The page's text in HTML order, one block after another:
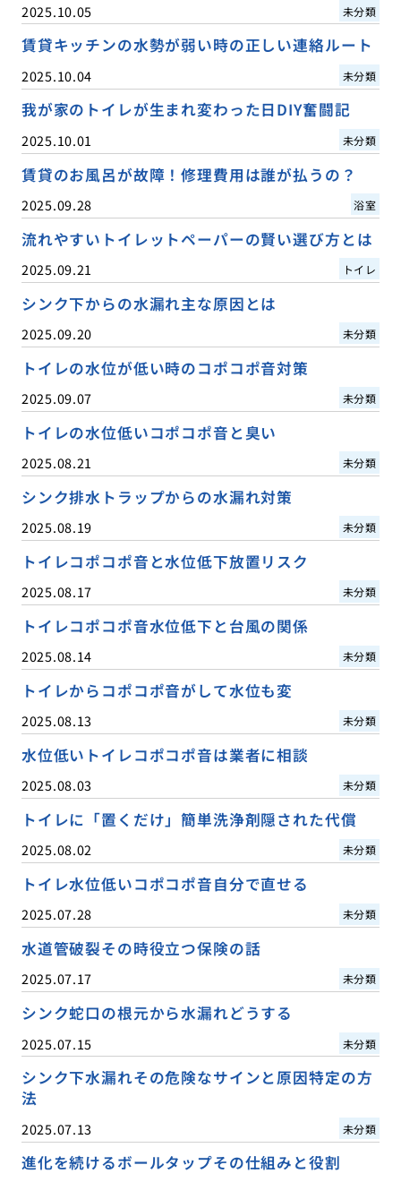
2025.10.05 未分類
賃貸キッチンの水勢が弱い時の正しい連絡ルート
2025.10.04 未分類
我が家のトイレが生まれ変わった日DIY奮闘記
2025.10.01 未分類
賃貸のお風呂が故障！修理費用は誰が払うの？
2025.09.28 浴室
流れやすいトイレットペーパーの賢い選び方とは
2025.09.21 トイレ
シンク下からの水漏れ主な原因とは
2025.09.20 未分類
トイレの水位が低い時のコポコポ音対策
2025.09.07 未分類
トイレの水位低いコポコポ音と臭い
2025.08.21 未分類
シンク排水トラップからの水漏れ対策
2025.08.19 未分類
トイレコポコポ音と水位低下放置リスク
2025.08.17 未分類
トイレコポコポ音水位低下と台風の関係
2025.08.14 未分類
トイレからコポコポ音がして水位も変
2025.08.13 未分類
水位低いトイレコポコポ音は業者に相談
2025.08.03 未分類
トイレに「置くだけ」簡単洗浄剤隠された代償
2025.08.02 未分類
トイレ水位低いコポコポ音自分で直せる
2025.07.28 未分類
水道管破裂その時役立つ保険の話
2025.07.17 未分類
シンク蛇口の根元から水漏れどうする
2025.07.15 未分類
シンク下水漏れその危険なサインと原因特定の方
法
2025.07.13 未分類
進化を続けるボールタップその仕組みと役割